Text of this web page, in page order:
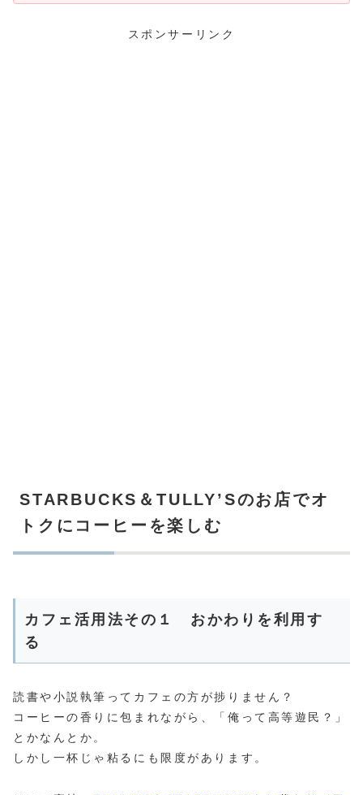
スポンサーリンク
STARBUCKS＆TULLY’Sのお店でオ
トクにコーヒーを楽しむ
カフェ活用法その１ おかわりを利用す
る
読書や小説執筆ってカフェの方が捗りません？
コーヒーの香りに包まれながら、「俺って高等遊民？」
とかなんとか。
しかし一杯じゃ粘るにも限度があります。